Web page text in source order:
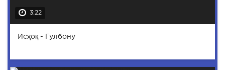
3:22
Исҳоқ - Гулбону